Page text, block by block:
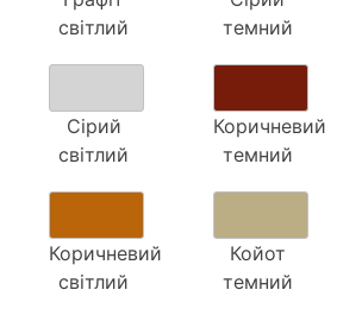
світлий
темний
Сірий
світлий
Коричневий
темний
Коричневий
світлий
Койот
темний